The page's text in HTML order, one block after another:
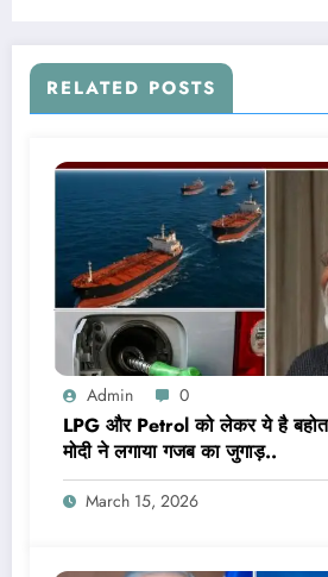
RELATED POSTS
Admin 0
LPG और Petrol को लेकर ये है बहोत
मोदी ने लगाया गजब का जुगाड़..
March 15, 2026